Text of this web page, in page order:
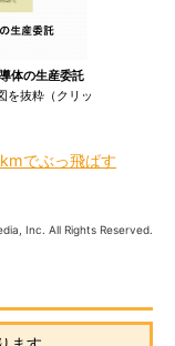
体の生産委託
を抜粋（クリッ
でぶっ飛ばす
Inc. All Rights Reserved.